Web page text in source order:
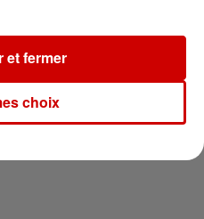
choix
et fermer